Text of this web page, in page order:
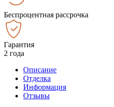
Беспроцентная рассрочка
Гарантия
2 года
Описание
Отделка
Информация
Отзывы